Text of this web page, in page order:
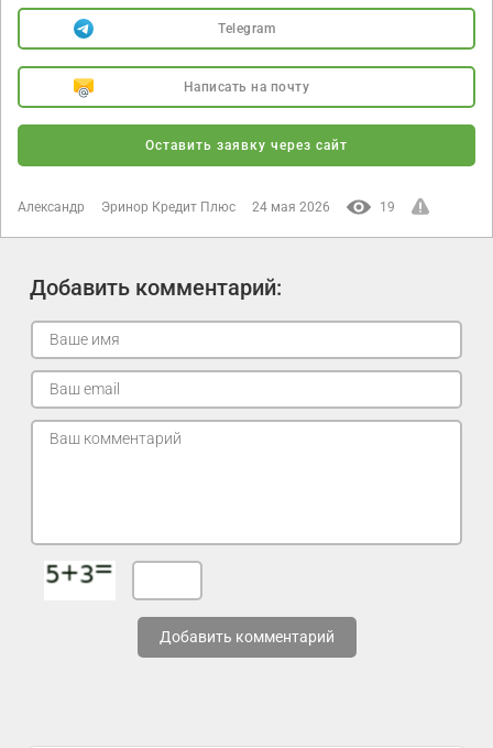
Telegram
Написать на почту
Оставить заявку через сайт
Александр Эринор Кредит Плюс 24 мая 2026 19
Добавить комментарий:
Добавить комментарий